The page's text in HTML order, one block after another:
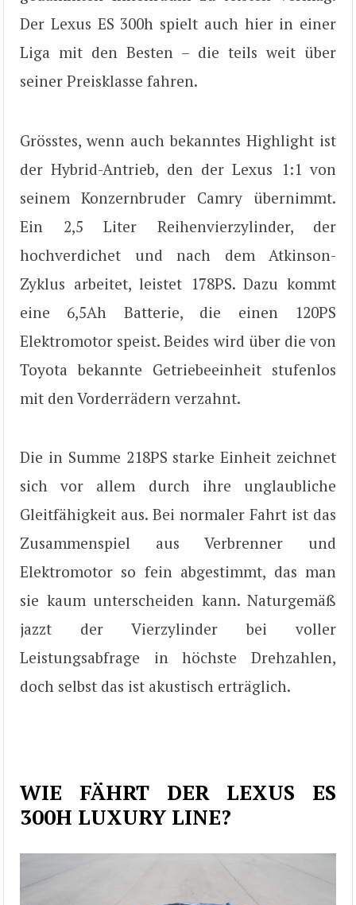
Der Lexus ES 300h spielt auch hier in einer
Liga mit den Besten – die teils weit über
seiner Preisklasse fahren.
Grösstes, wenn auch bekanntes Highlight ist
der Hybrid-Antrieb, den der Lexus 1:1 von
seinem Konzernbruder Camry übernimmt.
Ein 2,5 Liter Reihenvierzylinder, der
hochverdichet und nach dem Atkinson-
Zyklus arbeitet, leistet 178PS. Dazu kommt
eine 6,5Ah Batterie, die einen 120PS
Elektromotor speist. Beides wird über die von
Toyota bekannte Getriebeeinheit stufenlos
mit den Vorderrädern verzahnt.
Die in Summe 218PS starke Einheit zeichnet
sich vor allem durch ihre unglaubliche
Gleitfähigkeit aus. Bei normaler Fahrt ist das
Zusammenspiel aus Verbrenner und
Elektromotor so fein abgestimmt, das man
sie kaum unterscheiden kann. Naturgemäß
jazzt der Vierzylinder bei voller
Leistungsabfrage in höchste Drehzahlen,
doch selbst das ist akustisch erträglich.
WIE FÄHRT DER LEXUS ES
300H LUXURY LINE?